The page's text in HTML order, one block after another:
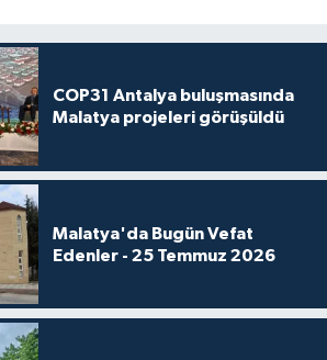
COP31 Antalya buluşmasında
Malatya projeleri görüşüldü
Malatya'da Bugün Vefat
Edenler - 25 Temmuz 2026